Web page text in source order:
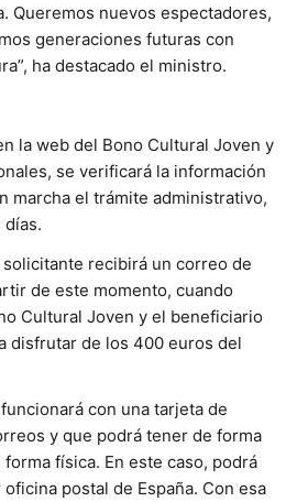
Queremos nuevos espectadores,
generaciones futuras con
ha destacado el ministro.
la web del Bono Cultural Joven y
se verificará la información
marcha el trámite administrativo,
recibirá un correo de
de este momento, cuando
Cultural Joven y el beneficiario
disfrutar de los 400 euros del
con una tarjeta de
y que podrá tener de forma
física. En este caso, podrá
postal de España. Con esa